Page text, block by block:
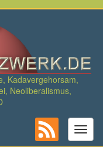
Kadavergehorsam,
Neoliberalismus,